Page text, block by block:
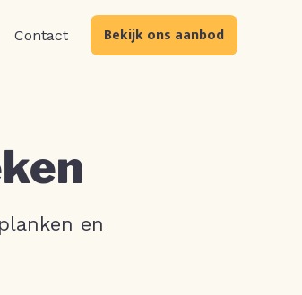
Contact Bekijk ons aanbod
en